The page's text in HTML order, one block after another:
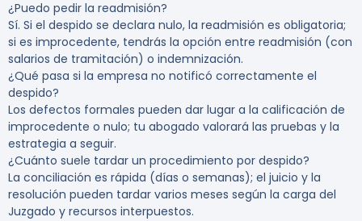
¿Puedo pedir la readmisión?
Sí. Si el despido se declara nulo, la readmisión es obligatoria;
si es improcedente, tendrás la opción entre readmisión (con
salarios de tramitación) o indemnización.
¿Qué pasa si la empresa no notificó correctamente el
despido?
Los defectos formales pueden dar lugar a la calificación de
improcedente o nulo; tu abogado valorará las pruebas y la
estrategia a seguir.
¿Cuánto suele tardar un procedimiento por despido?
La conciliación es rápida (días o semanas); el juicio y la
resolución pueden tardar varios meses según la carga del
Juzgado y recursos interpuestos.